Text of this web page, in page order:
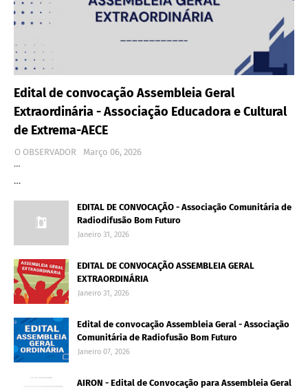
Edital de convocação Assembleia Geral
Extraordinária - Associação Educadora e Cultural
de Extrema-AECE
O OBSERVADOR
Março 06, 2026
…
…
EDITAL DE CONVOCAÇÃO - Associação Comunitária de
Radiodifusão Bom Futuro
Janeiro 31, 2026
EDITAL DE CONVOCAÇÃO ASSEMBLEIA GERAL
EXTRAORDINÁRIA
Janeiro 31, 2026
Edital de convocação Assembleia Geral - Associação
Comunitária de Radiofusão Bom Futuro
Janeiro 07, 2026
AIRON - Edital de Convocação para Assembleia Geral